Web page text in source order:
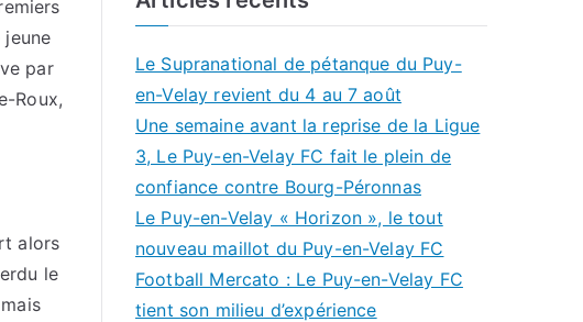
jeune
par
Roux,
alors
le
Le Supranational de pétanque du Puy-
en-Velay revient du 4 au 7 août
Une semaine avant la reprise de la Ligue
3, Le Puy-en-Velay FC fait le plein de
confiance contre Bourg-Péronnas
Le Puy-en-Velay « Horizon », le tout
nouveau maillot du Puy-en-Velay FC
Football Mercato : Le Puy-en-Velay FC
tient son milieu d’expérience